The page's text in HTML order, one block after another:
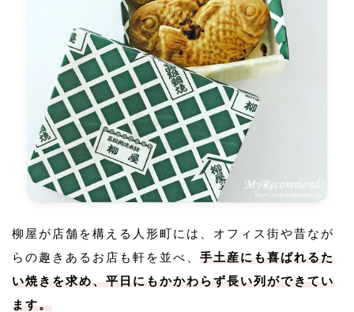
柳屋が店舗を構える人形町には、オフィス街や昔なが
らの趣きあるお店も軒を並べ、 手土産にも喜ばれるた
い焼きを求め、平日にもかかわらず長い列ができてい
ます。